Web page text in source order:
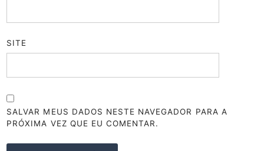
SITE
SALVAR MEUS DADOS NESTE NAVEGADOR PARA A
PRÓXIMA VEZ QUE EU COMENTAR.